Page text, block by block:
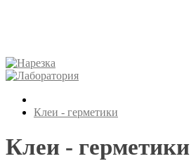
Клеи - герметики
Клеи - герметики